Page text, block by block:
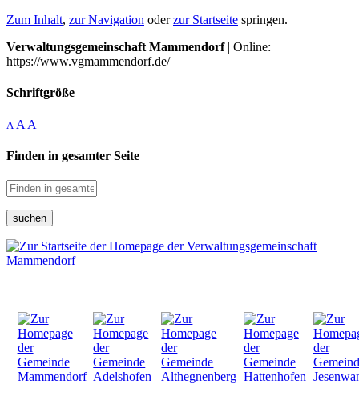
Zum Inhalt, zur Navigation oderzur Startseite springen.
Verwaltungsgemeinschaft Mammendorf| Online:
https://www.vgmammendorf.de/
Schriftgröße
A A A
Finden in gesamter Seite
suchen